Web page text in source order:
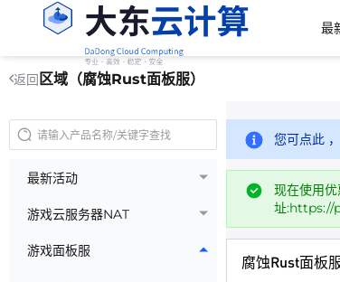
最
返回 区域（腐蚀Rust面板服）
最新活动
游戏云服务器NAT
游戏面板服
您可点此 ，
现在使用
址:https://
腐蚀Rust面板